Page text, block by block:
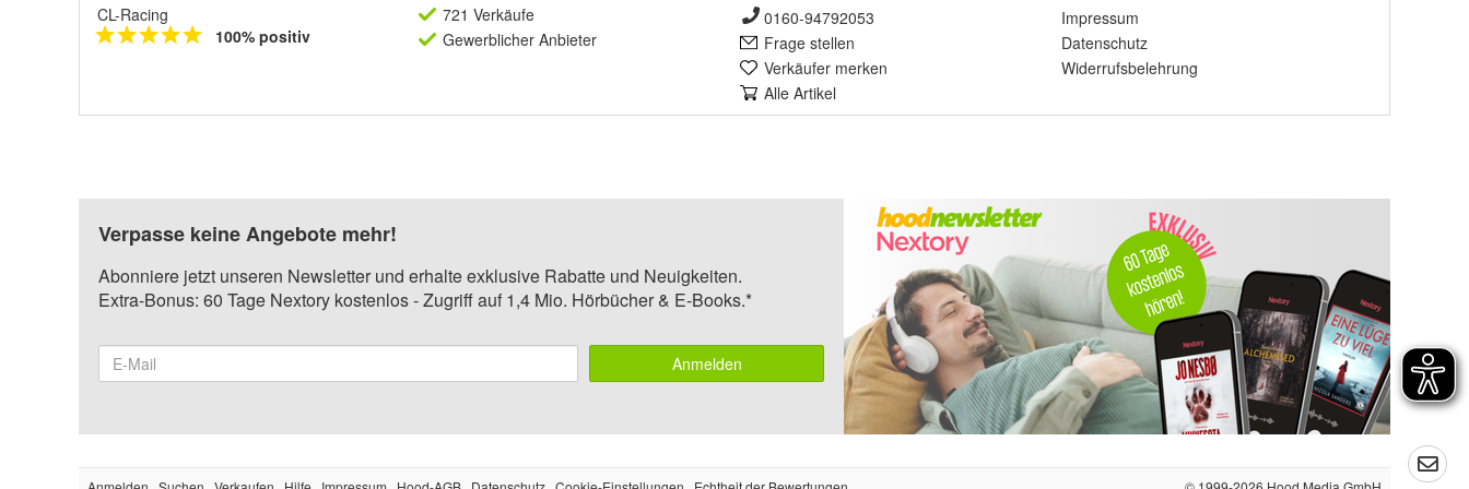
CL-Racing
100% positiv
721 Verkäufe
Gewerblicher Anbieter
0160-94792053
Frage stellen
Verkäufer merken
Alle Artikel
Impressum
Datenschutz
Widerrufsbelehrung
Verpasse keine Angebote mehr!
Abonniere jetzt unseren Newsletter und erhalte exklusive Rabatte und Neuigkeiten.
Extra-Bonus: 60 Tage Nextory kostenlos - Zugriff auf 1,4 Mio. Hörbücher & E-Books.*
Anmelden